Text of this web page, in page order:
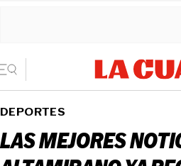
DEPORTES
LAS MEJORES